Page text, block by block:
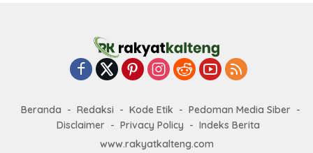
Beranda Redaksi Kode Etik
Pedoman Media Siber
Disclaimer
Privacy Policy
Indeks Berita
www.rakyatkalteng.com